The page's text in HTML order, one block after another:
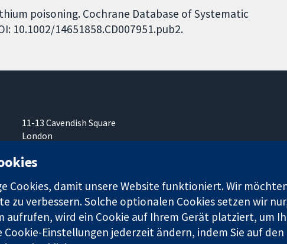
poisoning. Cochrane Database of Systematic
10.1002/14651858.CD007951.pub2.
11-13 Cavendish Square
London
Vereinigtes Königreich
1045921) und in England und in Wales als eine Gesellschaft mit
Cookies, damit unsere Website funktioniert. Wir
zu verbessern. Solche optionalen Cookies setzen wir
aufrufen, wird ein Cookie auf Ihrem Gerät platziert, um
Cookie-Einstellungen jederzeit ändern, indem Sie auf